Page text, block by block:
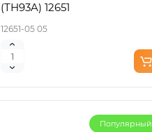
(TH93A) 12651
12651-05 05
Популярный